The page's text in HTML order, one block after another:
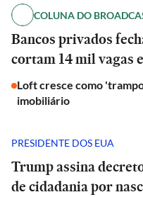
COLUNA DO
Bancos privados
cortam 14 mil vagas
Loft cresce como
imobiliário
PRESIDENTE DOS EUA
Trump assina
de cidadania por